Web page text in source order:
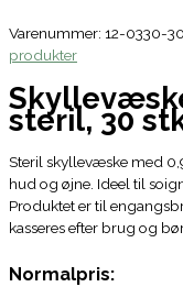
Varenummer: 12-0330-30
produkter
steril, 30
Steril skyllevæske med
hud og øjne. Ideel til
Produktet er til
kasseres efter brug og
Normalpris: